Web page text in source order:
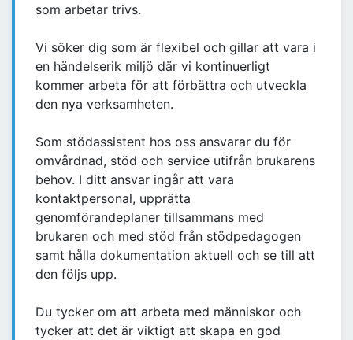
som arbetar trivs.
Vi söker dig som är flexibel och gillar att vara i
en händelserik miljö där vi kontinuerligt
kommer arbeta för att förbättra och utveckla
den nya verksamheten.
Som stödassistent hos oss ansvarar du för
omvårdnad, stöd och service utifrån brukarens
behov. I ditt ansvar ingår att vara
kontaktpersonal, upprätta
genomförandeplaner tillsammans med
brukaren och med stöd från stödpedagogen
samt hålla dokumentation aktuell och se till att
den följs upp.
Du tycker om att arbeta med människor och
tycker att det är viktigt att skapa en god